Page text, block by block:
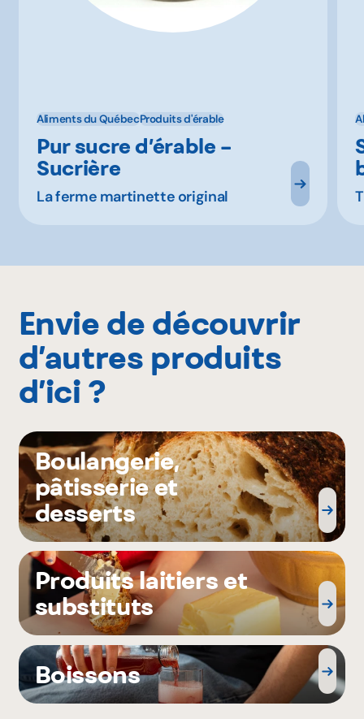
Aliments du QuébecProduits d'érable
Pur sucre d’érable –
Sucrière
La ferme martinette original
Envie de découvrir
d’autres produits
d’ici ?
Boulangerie,
pâtisserie et
desserts
Produits laitiers et
substituts
Boissons